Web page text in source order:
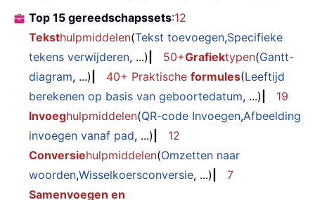
Top 15 gereedschapssets:12
Teksthulpmiddelen(Tekst toevoegen,Specifieke
tekens verwijderen, ...) 50+Grafiektypen(Gantt-
diagram, ...) 40+ Praktische formules(Leeftijd
berekenen op basis van geboortedatum, ...)
19
Invoeghulpmiddelen(QR-code Invoegen,Afbeelding
invoegen vanaf pad, ...)
12
Conversiehulpmiddelen(Omzetten naar
woorden,Wisselkoersconversie, ...)
7
Samenvoegen en